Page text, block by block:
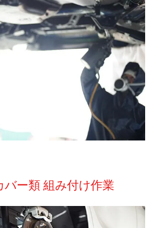
バー類 組み付け作業